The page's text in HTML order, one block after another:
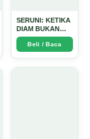
SERUNI: KETIKA
DIAM BUKAN
LAGI PILIHAN -
Arda Dinata
Beli / Baca